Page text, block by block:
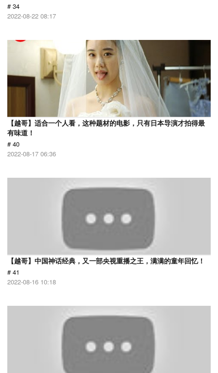
# 34
2022-08-22 08:17
【越哥】适合一个人看，这种题材的电影，只有日本导演才拍得最
有味道！
# 40
2022-08-17 06:36
【越哥】中国神话经典，又一部央视重播之王，满满的童年回忆！
# 41
2022-08-16 10:18